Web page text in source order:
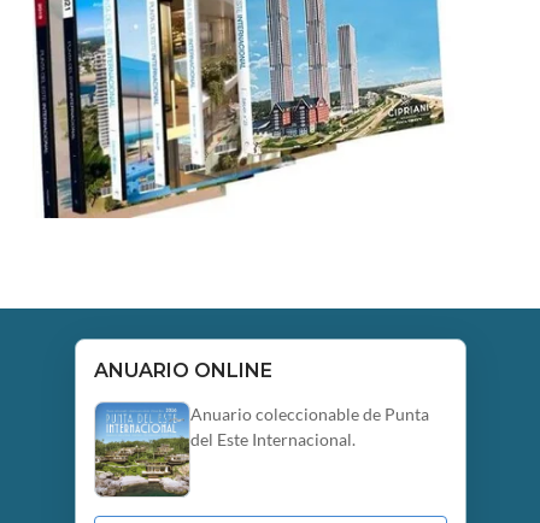
ANUARIO ONLINE
Anuario coleccionable de Punta
del Este Internacional.